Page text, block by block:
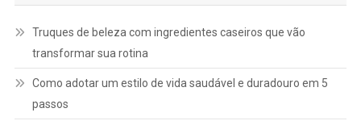
Truques de beleza com ingredientes caseiros que vão
transformar sua rotina
Como adotar um estilo de vida saudável e duradouro em 5
passos